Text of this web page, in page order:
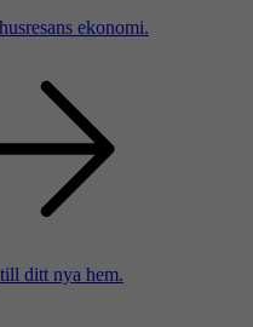
ekonomi.
ditt nya hem.